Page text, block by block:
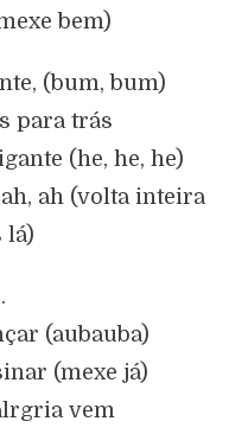
bem)
(bum, bum)
para trás
(he, he, he)
ah (volta inteira
lá)
(aubauba)
(mexe já)
vem